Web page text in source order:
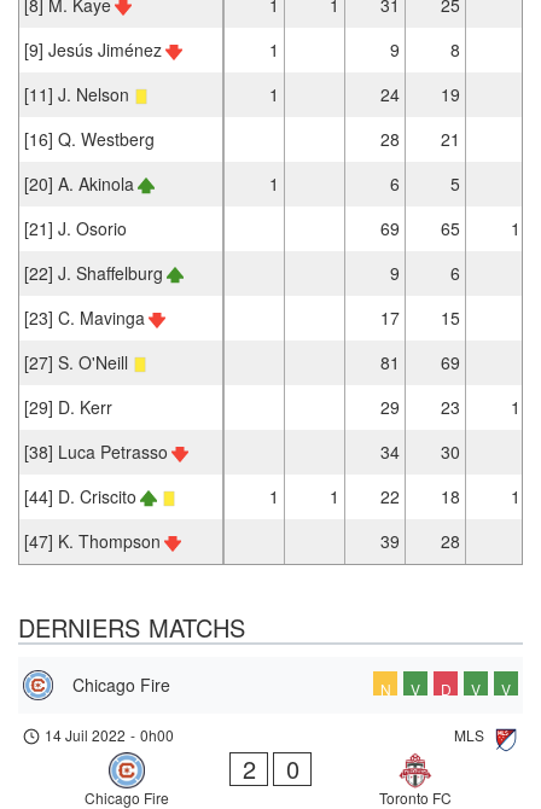
[9] Jesús Jiménez
1 9
8
[11] J. Nelson
1 24
19
[16] Q. Westberg
28
21
[20] A. Akinola
1 6
5
[21] J. Osorio
69 65
1
[22] J. Shaffelburg
9
6
[23] C. Mavinga
17
15
[27] S. O'Neill
81
69
[29] D. Kerr
29 23
1
[38] Luca Petrasso
34
30
[44] D. Criscito
1 1 22 18
1
[47] K. Thompson
39 28
DERNIERS MATCHS
Chicago Fire N V D V V
MLS
14 Juil 2022 - 0h00
Chicago Fire
2 0
Toronto FC